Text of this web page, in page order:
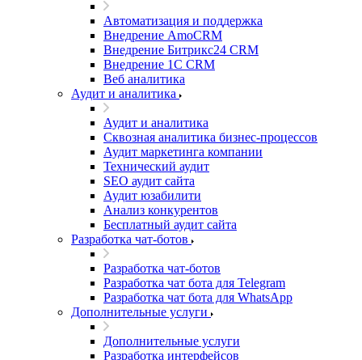
Автоматизация и поддержка
Внедрение AmoCRM
Внедрение Битрикс24 CRM
Внедрение 1C CRM
Веб аналитика
Аудит и аналитика
Аудит и аналитика
Сквозная аналитика бизнес-процессов
Аудит маркетинга компании
Технический аудит
SEO аудит сайта
Аудит юзабилити
Анализ конкурентов
Бесплатный аудит сайта
Разработка чат-ботов
Разработка чат-ботов
Разработка чат бота для Telegram
Разработка чат бота для WhatsApp
Дополнительные услуги
Дополнительные услуги
Разработка интерфейсов